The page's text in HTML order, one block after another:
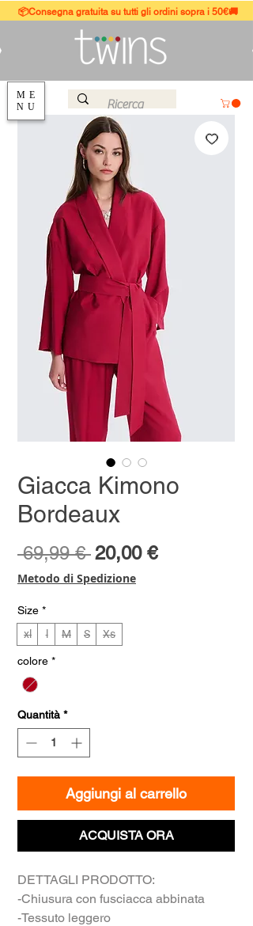
ME
NU
📦Consegna gratuita su tutti gli ordini sopra i 50€🚚
Giacca Kimono
Bordeaux
69,99 € Prezzo
regolare
20,00 €Prezzo
Metodo di Spedizione
Size *
xl
l M S Xs
colore *
Quantità *
Aggiungi al carrello
ACQUISTA ORA
DETTAGLI PRODOTTO:
-Chiusura con fusciacca abbinata
-Tessuto leggero